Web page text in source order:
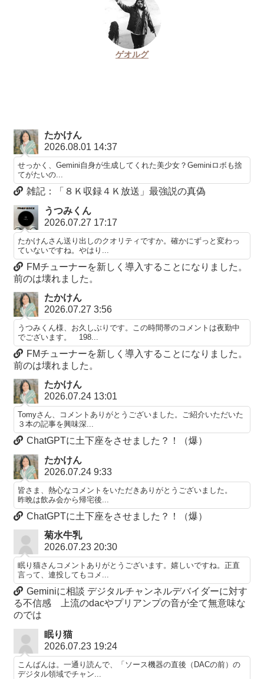
ゲオルグ
たかけん
2026.08.01 14:37
せっかく、Gemini自身が生成してくれた美少女？Geminiロボも捨
てがたいの...
雑記：「８Ｋ収録４Ｋ放送」最強説の真偽
うつみくん
2026.07.27 17:17
たかけんさん送り出しのクオリティですか。確かにずっと変わっ
ていないですね。やはり...
FMチューナーを新しく導入することになりました。
前のは壊れました。
たかけん
2026.07.27 3:56
うつみくん様、お久しぶりです。この時間帯のコメントは夜勤中
でございます。 198...
FMチューナーを新しく導入することになりました。
前のは壊れました。
たかけん
2026.07.24 13:01
Tomyさん、コメントありがとうございました。ご紹介いただいた
３本の記事を興味深...
ChatGPTに土下座をさせました？！（爆）
たかけん
2026.07.24 9:33
皆さま、熱心なコメントをいただきありがとうございました。
昨晩は飲み会から帰宅後...
ChatGPTに土下座をさせました？！（爆）
菊水牛乳
2026.07.23 20:30
眠り猫さんコメントありがとうございます。嬉しいですね。正直
言って、連投してもコメ...
Geminiに相談 デジタルチャンネルデバイダーに対す
る不信感 上流のdacやプリアンプの音が全て無意味な
のでは
眠り猫
2026.07.23 19:24
こんばんは。一通り読んで、「ソース機器の直後（DACの前）の
デジタル領域でチャン...